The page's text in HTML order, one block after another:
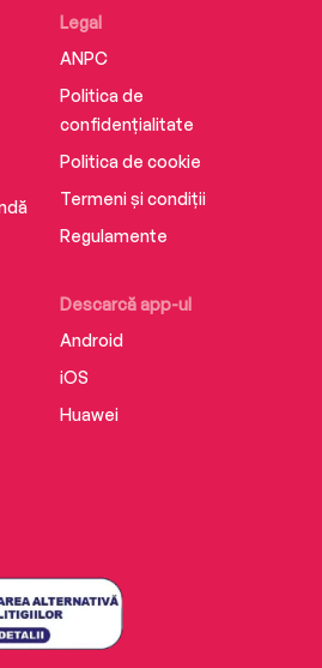
Descarcă app-ul
Android
iOS
Huawei
Legal
ANPC
Politica de
confidențialitate
Politica de cookie
Termeni și condiții
Regulamente